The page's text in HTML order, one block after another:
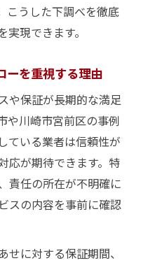
こうした下調べを徹底
現できます。
ーを重視する理由
や保証が長期的な満足
や川崎市宮前区の事例
ている業者は信頼性が
応が期待できます。特
責任の所在が不明確に
スの内容を事前に確認
に対する保証期間、